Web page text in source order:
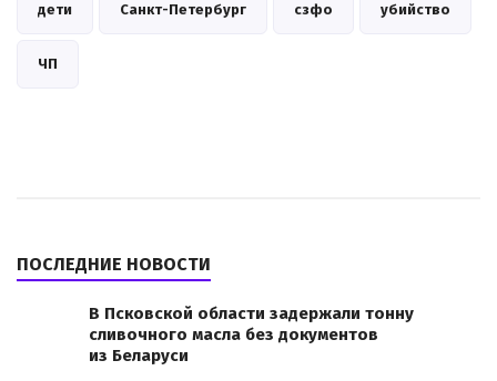
дети Санкт-Петербург сзфо убийство
ЧП
ПОСЛЕДНИЕ НОВОСТИ
В Псковской области задержали тонну
сливочного масла без документов
из Беларуси